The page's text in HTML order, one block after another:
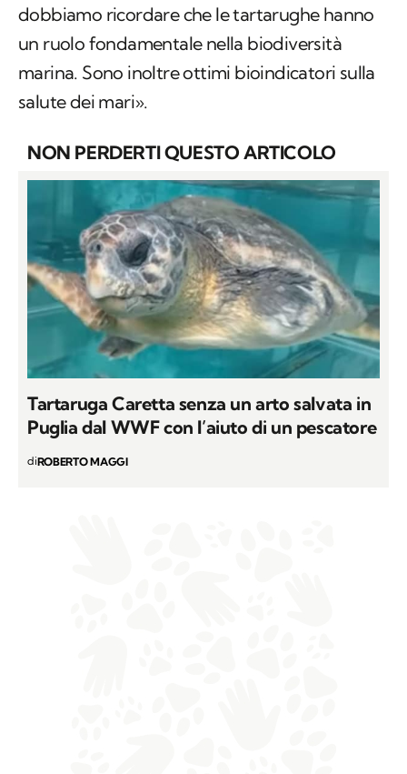
dobbiamo ricordare che le tartarughe hanno
un ruolo fondamentale nella biodiversità
marina. Sono inoltre ottimi bioindicatori sulla
salute dei mari».
NON PERDERTI QUESTO ARTICOLO
Tartaruga Caretta senza un arto salvata in
Puglia dal WWF con l’aiuto di un pescatore
diROBERTO MAGGI